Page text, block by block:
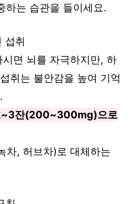
하는 습관을 들이세요.
섭취
면 뇌를 자극하지만, 하
취는 불안감을 높여 기억
잔(200~300mg)으로
차, 허브차)로 대체하는